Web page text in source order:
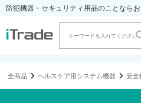
防犯機器・セキュリティ用品のことなら
全商品 ヘルスケア用システム機器 安全